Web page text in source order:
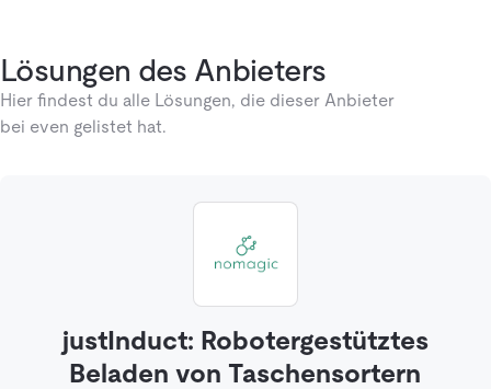
Lösungen des Anbieters
Hier findest du alle Lösungen, die dieser Anbieter
bei even gelistet hat.
justInduct: Robotergestütztes
Beladen von Taschensortern